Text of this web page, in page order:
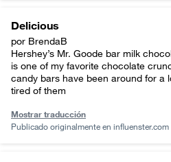
Delicious
por BrendaB
Hershey’s Mr. Goode bar milk
is one of my favorite chocolate crunchy
candy bars have been around for a
tired of them
Mostrar traducción
Publicado originalmente en influenster.com